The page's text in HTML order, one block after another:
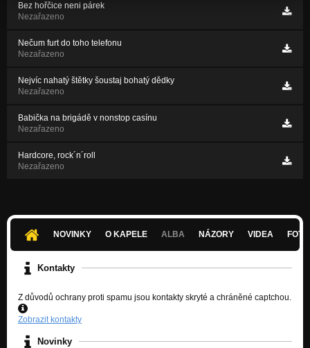
Bez hořčice neni párek
Nezařazeno
Nečum furt do toho telefonu
Nezařazeno
Nejvíc nahatý štětky šoustaj bohatý dědky
Nezařazeno
Babička na brigádě v nonstop casínu
Nezařazeno
Hardcore, rock´n´roll
Nezařazeno
NOVINKY O KAPELE ALBA NÁZORY VIDEA
Kontakty
Z důvodů ochrany proti spamu jsou kontakty skryté a chráněné captchou.
Zobrazit kontakty
Novinky